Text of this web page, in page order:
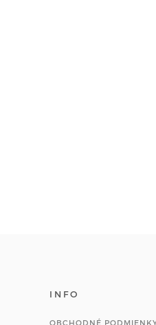
INFO
OBCHODNÉ